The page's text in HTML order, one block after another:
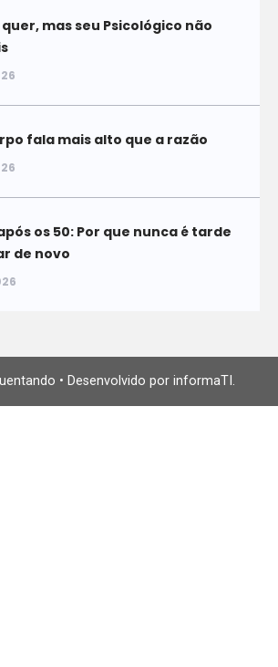
mas seu Psicológico não
fala mais alto que a razão
os 50: Por que nunca é tarde
de novo
• Desenvolvido por informaTI.